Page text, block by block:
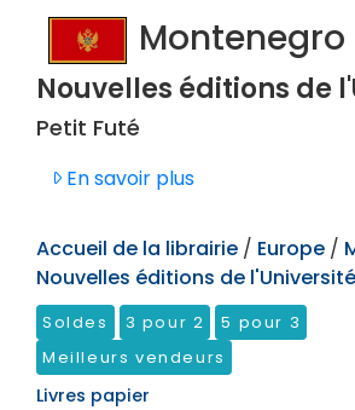
Montenegro
Nouvelles éditions de
Petit Futé
En savoir plus
Accueil de la librairie / Europe /
Nouvelles éditions de l'Université
Soldes 3 pour 2
5 pour 3
Meilleurs vendeurs
Livres papier